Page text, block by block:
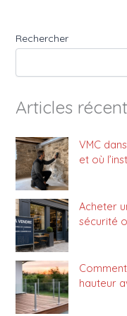
Rechercher
Articles
VMC
et où
Acheter
sécurité
hauteur